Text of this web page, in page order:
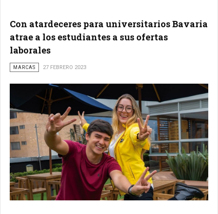
Con atardeceres para universitarios Bavaria
atrae a los estudiantes a sus ofertas
laborales
MARCAS 27 FEBRERO 2023